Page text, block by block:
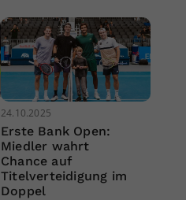
24.10.2025
Erste Bank Open:
Miedler wahrt
Chance auf
Titelverteidigung im
Doppel